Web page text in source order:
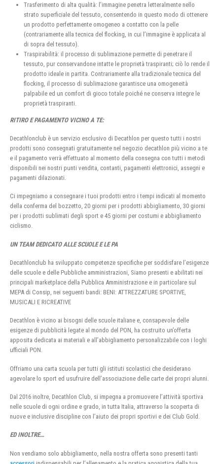
Trasferimento di alta qualità: l’immagine penetra letteralmente nello
strato superficiale del tessuto, consentendo in questo modo di ottenere
un prodotto perfettamente omogeneo a contatto con la pelle
(contrariamente alla tecnica del flocking, in cui l’immagine è applicata al
di sopra del tessuto).
Traspirabilità: il processo di sublimazione permette di penetrare il
tessuto, pur conservandone intatte le proprietà traspiranti; ciò lo rende il
prodotto ideale in partita. Contrariamente alla tradizionale tecnica del
flocking, il processo di sublimazione garantisce una omogeneità
palpabile ed un comfort di gioco totale poiché ne conserva integre le
proprietà traspiranti.
RITIRO E PAGAMENTO VICINO A TE:
Decathlonclub è un servizio esclusivo di Decathlon per questo tutti i nostri
prodotti sono consegnati gratuitamente nel negozio decathlon più vicino a te
e il pagamento verrà effettuato al momento della consegna con tutti i metodi
disponibili nei nostri punti vendita, contanti, pagamenti elettronici, assegni e
pagamenti dilazionati.
Ci impegniamo a consegnare i tuoi prodotti entro i tempi indicati al momento
della conferma del bozzetto, 20 giorni per i prodotti abbigliamento, 30 giorni
per i prodotti sublimati degli sport e 45 giorni per costumi e abbigliamento
ciclismo.
UN TEAM DEDICATO ALLE SCUOLE E LE PA
Decathlonclub ha sviluppato competenze specifiche per soddisfare l’esigenze
delle scuole e delle Pubbliche amministrazioni, Siamo presenti e abilitati nei
principali marketplace della Pubblica Amministrazione e in particolare sul
MEPA di Consip, nei seguenti bandi: BENI: ATTREZZATURE SPORTIVE,
MUSICALI E RICREATIVE
Decathlon è vicino ai bisogni delle scuole italiane e, consapevole delle
esigenze di pubblicità legate al mondo del PON, ha costruito un’offerta
apposita dedicata ai materiali e all’abbigliamento personalizzabile con i loghi
ufficiali PON.
Offriamo una carta scuola per tutti gli istituti scolastici che desiderano
agevolare lo sport ed usufruire dell’associazione delle carte dei propri alunni.
Dal 2016 inoltre, Decathlon Club, si impegna a promuovere l’attività sportiva
nelle scuole di ogni ordine e grado, in tutta Italia, attraverso la scoperta di
nuove e inclusive discipline con l’aiuto dei propri sportivi e dei Club Gold.
ED INOLTRE…
Non vendiamo solo abbigliamento, nella nostra offerta sono presenti tanti